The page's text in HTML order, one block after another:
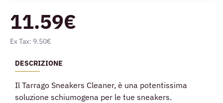
11.59€
Ex Tax: 9.50€
DESCRIZIONE
Il Tarrago Sneakers Cleaner, è una potentissima
soluzione schiumogena per le tue sneakers.